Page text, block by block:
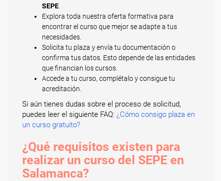
SEPE
Explora toda nuestra oferta formativa para
encontrar el curso que mejor se adapte a tus
necesidades.
Solicita tu plaza y envía tu documentación o
confirma tus datos. Esto depende de las entidades
que financian los cursos.
Accede a tu curso, complétalo y consigue tu
acreditación.
Si aún tienes dudas sobre el proceso de solicitud,
puedes leer el siguiente FAQ: ¿Cómo consigo plaza en
un curso gratuito?
¿Qué requisitos existen para
realizar un curso del SEPE en
Salamanca?